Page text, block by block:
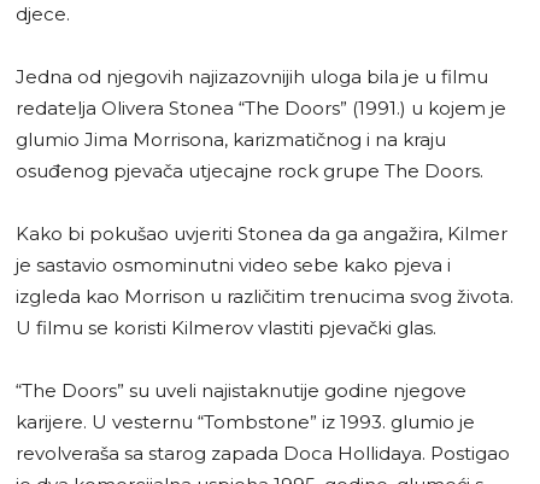
djece.
Jedna od njegovih najizazovnijih uloga bila je u filmu
redatelja Olivera Stonea “The Doors” (1991.) u kojem je
glumio Jima Morrisona, karizmatičnog i na kraju
osuđenog pjevača utjecajne rock grupe The Doors.
Kako bi pokušao uvjeriti Stonea da ga angažira, Kilmer
je sastavio osmominutni video sebe kako pjeva i
izgleda kao Morrison u različitim trenucima svog života.
U filmu se koristi Kilmerov vlastiti pjevački glas.
“The Doors” su uveli najistaknutije godine njegove
karijere. U vesternu “Tombstone” iz 1993. glumio je
revolveraša sa starog zapada Doca Hollidaya. Postigao